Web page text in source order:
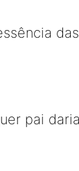
pai